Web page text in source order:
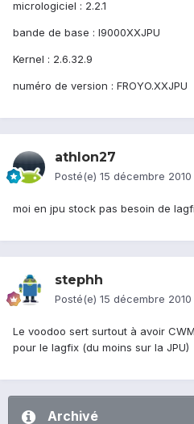
micrologiciel : 2.2.1
bande de base : I9000XXJPU
Kernel : 2.6.32.9
numéro de version : FROYO.XXJPU
athlon27
Posté(e) 15 décembre 2010
moi en jpu stock pas besoin de
stephh
Posté(e) 15 décembre 2010
Le voodoo sert surtout à avoir
pour le lagfix (du moins sur la JPU)
Archivé